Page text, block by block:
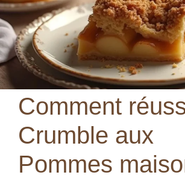
Comment
Crumble aux
Pommes